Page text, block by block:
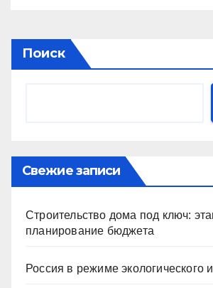
Поиск
Свежие записи
Строительство дома под ключ:
планирование бюджета
Россия в режиме экологического